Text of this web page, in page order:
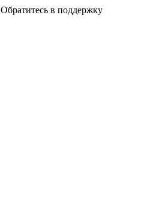
в поддержку